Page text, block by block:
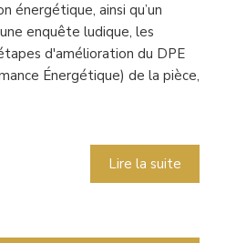
énergétique, ainsi qu’un
enquête ludique, les
d'amélioration du DPE
Énergétique) de la pièce,
Lire la suite